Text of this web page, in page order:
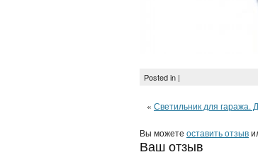
Posted in |
« Светильник для гаража.
Вы можете оставить отзыв
Ваш отзыв